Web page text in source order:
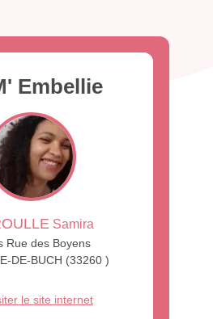
Embellie
Samira
Rue des Boyens
DE-BUCH (33260 )
le site internet